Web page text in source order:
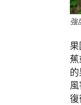
強